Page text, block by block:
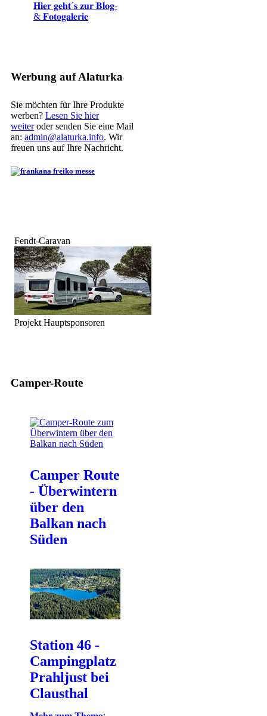
𝐇𝐢𝐞𝐫 𝐠𝐞𝐡𝐭´𝐬 𝐳𝐮𝐫 𝐁𝐥𝐨𝐠-
& 𝐅𝐨𝐭𝐨𝐠𝐚𝐥𝐞𝐫𝐢𝐞
Werbung auf Alaturka
Sie möchten für Ihre Produkte
werben? Lesen Sie hier
weiteroder senden Sie eine Mail
an: admin@alaturka.info. Wir
freuen uns auf Ihre Nachricht.
Fendt-Caravan
Projekt Hauptsponsoren
Camper-Route
Camper Route
- Überwintern
über den
Balkan nach
Süden
Station 46 -
Campingplatz
Prahljust bei
Clausthal